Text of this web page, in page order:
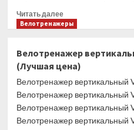
Читать далееПрочитать
больше
горизонтальный
DFC
B8729R
цена)
Велотренажеры
Велотренажер
(Лучшая цена)
Велотренажер вертикальный
Велотренажер вертикальный
Велотренажер вертикальный
Велотренажер вертикальный